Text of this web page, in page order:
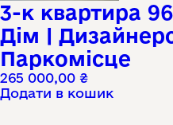
3-к квартира
Дім |
Паркомісце
265 000,00 ₴
Додати в кошик